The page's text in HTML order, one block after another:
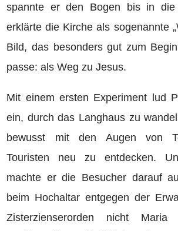
spannte er den Bogen bis in die
erklärte die Kirche als sogenannte
Bild, das besonders gut zum
passe: als Weg zu Jesus.
Mit einem ersten Experiment lud
ein, durch das Langhaus zu
bewusst mit den Augen von
Touristen neu zu entdecken.
machte er die Besucher darauf
beim Hochaltar entgegen der
Zisterzienserorden nicht Maria